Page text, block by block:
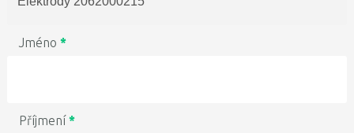
Jméno *
Příjmení*